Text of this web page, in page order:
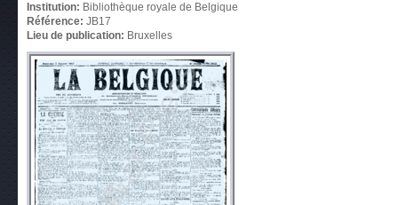
Institution: Bibliothèque royale de Belgique
Référence: JB17
Lieu de publication: Bruxelles